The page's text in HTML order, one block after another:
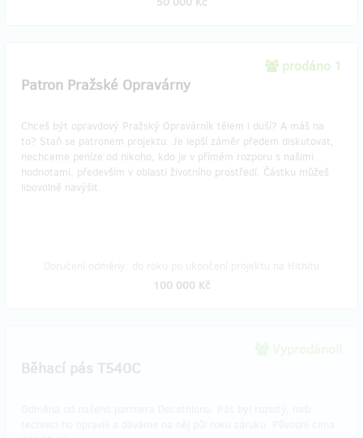
prodáno 1
Patron Pražské Opravárny
Chceš být opravdový Pražský Opravárník tělem i duší? A máš na
to? Staň se patronem projektu. Je lepší záměr předem diskutovat,
nechceme peníze od nikoho, kdo je v přímém rozporu s našimi
hodnotami, především v oblasti životního prostředí. Částku můžeš
libovolně navýšit.
100 000 Kč
Běhací pás T540C